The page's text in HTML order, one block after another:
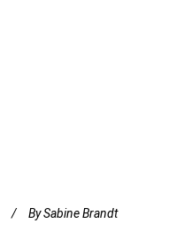
BySabine Brandt